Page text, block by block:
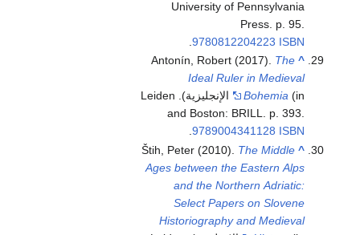
University of Pennsylvania
Press. p. 95.
ISBN
9780812204223
.
^
Antonín, Robert (2017). The
Ideal Ruler in Medieval
Bohemia
(in الإنجليزية). Leiden
and Boston: BRILL. p. 393.
ISBN
9789004341128
.
^
Štih, Peter (2010). The Middle
Ages between the Eastern Alps
and the Northern Adriatic:
Select Papers on Slovene
Historiography and Medieval